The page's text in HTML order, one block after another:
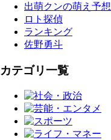
出萌クンの萌え予想
ロト探偵
ランキング
佐野勇斗
カテゴリ一覧